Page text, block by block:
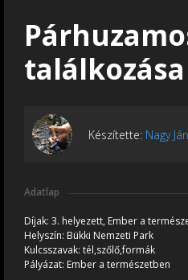
találkozása
Készítette: Nagy
Adatlap
Díjak: 3. helyezett, Ember a
Helyszín: Bükki Nemzeti Park
Kulcsszavak: tél,szőlő,formák
Pályázat: Ember a természetben